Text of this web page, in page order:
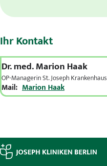
Ihr Kontakt
Dr. med.Marion Haak
OP-Managerin St. Joseph Krankenhaus
Mail: Marion Haak